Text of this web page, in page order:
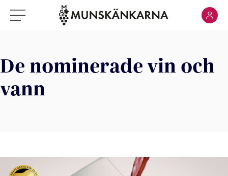
Klicka för meny Klicka
De nominerade vin och
vann